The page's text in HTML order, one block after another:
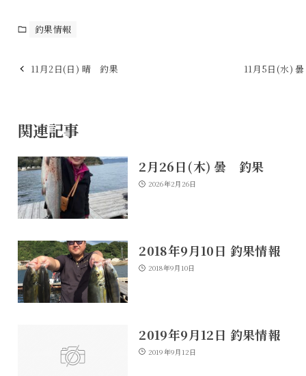
釣果情報
11月2日(日) 晴 釣果 11月5日(水)
関連記事
2月26日(木) 曇 釣果
2026年2月26日
2018年9月10日 釣果情報
2018年9月10日
2019年9月12日 釣果情報
2019年9月12日